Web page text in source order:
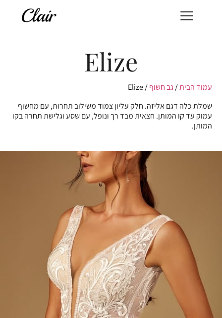
Elize
עמוד הבית/גב חשוף/ Elize
שמלת כלה דגם אליזה. חלק עליון צמוד משילוב תחרות, עם מחשוף
עמוק עד קו המותן. חצאית מבד רך ונופל, עם שסע וגלישת תחרה בקו
המותן.